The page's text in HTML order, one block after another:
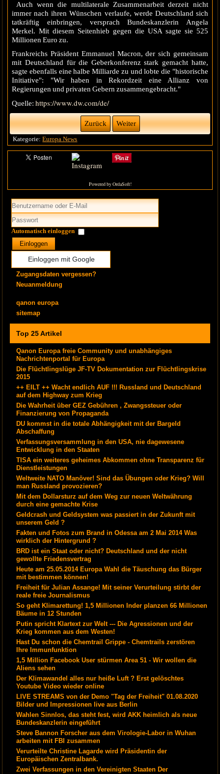
Auch wenn die multilaterale Zusammenarbeit derzeit nicht
immer nach ihren Wünschen verlaufe, werde Deutschland sich
tatkräftig einbringen, versprach Bundeskanzlerin Angela
Merkel. Mit diesem Seitenhieb gegen die USA sagte sie 525
Millionen Euro zu.
Frankreichs Präsident Emmanuel Macron, der sich gemeinsam
mit Deutschland für die Geberkonferenz stark gemacht hatte,
sagte ebenfalls eine halbe Milliarde zu und lobte die "historische
Initiative": "Wir haben in Rekordzeit eine Allianz von
Regierungen und privaten Gebern zusammengebracht."
Quelle:https://www.dw.com/de/
Zurück Weiter
Kategorie:Europa News
Powered by OrdaSoft!
Automatisch einloggen
Einloggen
Einloggen mit Google
Zugangsdaten vergessen?
Neuanmeldung
qanon europa
sitemap
Top 25 Artikel
Qanon Europa freie Community und unabhängiges
Nachrichtenportal für Europa
Die Flüchtlingslüge JF-TV Dokumentation zur Flüchtlingskrise
2015
++ EILT ++ Wacht endlich AUF !!! Russland und Deutschland
auf dem Highway zum Krieg
Die Wahrheit über GEZ Gebühren , Zwangssteuer oder
Finanzierung von Propaganda
DU kommst in die totale Abhängigkeit mit der Bargeld
Abschaffung
Verfassungsversammlung in den USA, nie dagewesene
Entwicklung in den Staaten
TISA ein weiteres geheimes Abkommen ohne Transparenz für
Dienstleistungen
Weltweite NATO Manöver! Sind das Übungen oder Krieg? Will
man Russland provozieren?
Mit dem Dollarsturz auf dem Weg zur neuen Weltwährung
durch eine gemachte Krise
Geldcrash und Geldsystem was passiert in der Zukunft mit
unserem Geld ?
Fakten und Fotos zum Brand in Odessa am 2 Mai 2014 Was
wirklich der Hintergrund ?
BRD ist ein Staat oder nicht? Deutschland und der nicht
gewollte Friedensvertrag
Heute am 25.05.2014 Europa Wahl die Täuschung das Bürger
mit bestimmen können!
Freiheit für Julian Assange! Mit seiner Verurteilung stirbt der
reale freie Journalismus
So geht Klimarettung! 1,5 Millionen Inder planzen 66 Millionen
Bäume in 12 Stunden
Putin spricht Klartext zur Welt --- Die Agressionen und der
Krieg kommen aus dem Westen!
Hast Du schon die Chemtrail Grippe - Chemtrails zerstören
Ihre Immunfunktion
1,5 Million Facebook User stürmen Area 51 - Wir wollen die
Aliens sehen
Der Klimawandel alles nur heiße Luft ? Erst gelöschtes
Youtube Video wieder online
LIVE STREAMS von der Demo "Tag der Freiheit" 01.08.2020
Bilder und Impressionen live aus Berlin
Wahlen Sinnlos, das steht fest, wird AKK heimlich als neue
Bundeskanzlerin eingeführt
Steve Bannon Forscher aus dem Virologie-Labor in Wuhan
arbeiten mit FBI zusammen
Verurteilte Christine Lagarde wird Präsidentin der
Europäischen Zentralbank.
Zwei Verfassungen in den Vereinigten Staaten Der